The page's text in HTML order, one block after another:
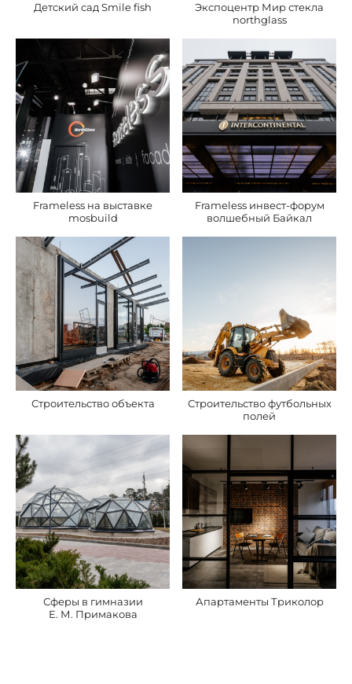
Детский сад Smile fish
Экспоцентр Мир стекла
northglass
Frameless на выставке
mosbuild
Frameless инвест-форум
волшебный Байкал
Строительство объекта
Строительство футбольных
полей
Сферы в гимназии
Е. М. Примакова
Апартаменты Триколор